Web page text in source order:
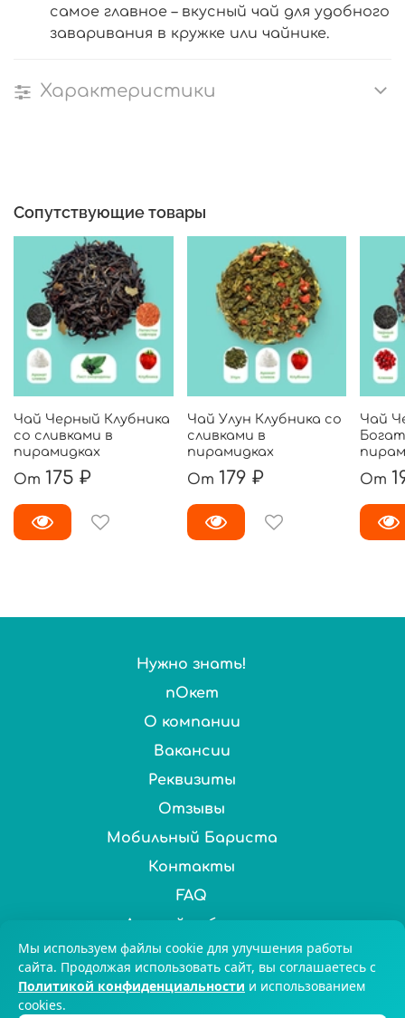
самое главное – вкусный чай для удобного
заваривания в кружке или чайнике.
Характеристики
Сопутствующие товары
Чай Черный Клубника
со сливками в
пирамидках
От 175 ₽
Чай Улун Клубника со
сливками в
пирамидках
От 179 ₽
Чай
От
Нужно знать!
пОкет
О компании
Вакансии
Реквизиты
Отзывы
Мобильный Бариста
Контакты
FAQ
Личный кабинет
Нас выбирают более 100 000 ценителей чая и кофе по
всей России. © 2025 Chai&Coffee
Мы используем файлы cookie для улучшения работы
сайта. Продолжая использовать сайт, вы соглашаетесь с
Политикой конфиденциальности и использованием
cookies.